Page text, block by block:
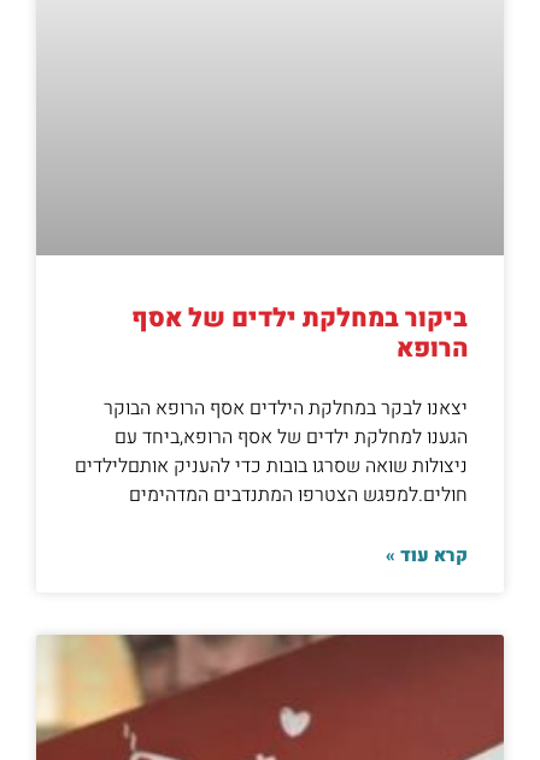
ביקור במחלקת ילדים של אסף
הרופא
יצאנו לבקר במחלקת הילדים אסף הרופא הבוקר
הגענו למחלקת ילדים של אסף הרופא,ביחד עם
ניצולות שואה שסרגו בובות כדי להעניק אותםלילדים
חולים.למפגש הצטרפו המתנדבים המדהימים
קרא עוד »